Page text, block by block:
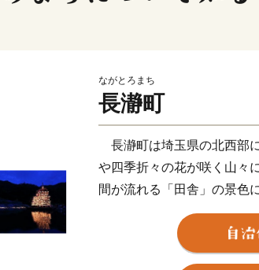
ながとろまち
長瀞町
長瀞町は埼玉県の北西部
や四季折々の花が咲く山々
間が流れる「田舎」の景色
る荒川により創り出された
に、長瀞町を象徴する美し
及び天然記念物に指定され